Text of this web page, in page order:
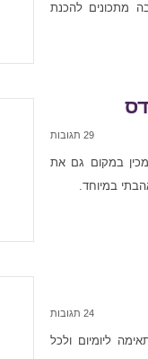
מתכונים להכנת
29 תגובות
במקום גם את
במיוחד.
24 תגובות
ליומיום ולכל